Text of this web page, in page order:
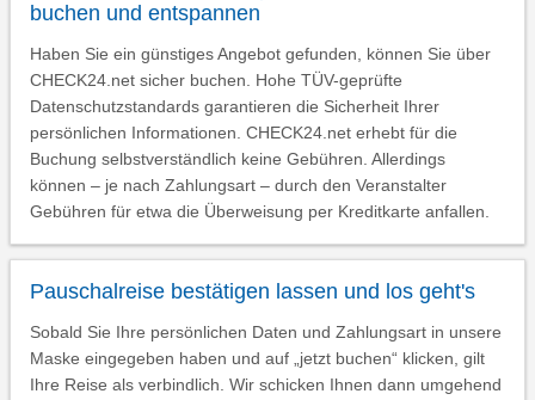
buchen und entspannen
Haben Sie ein günstiges Angebot gefunden, können Sie über
CHECK24.net sicher buchen. Hohe TÜV-geprüfte
Datenschutzstandards garantieren die Sicherheit Ihrer
persönlichen Informationen. CHECK24.net erhebt für die
Buchung selbstverständlich keine Gebühren. Allerdings
können – je nach Zahlungsart – durch den Veranstalter
Gebühren für etwa die Überweisung per Kreditkarte anfallen.
Pauschalreise bestätigen lassen und los geht's
Sobald Sie Ihre persönlichen Daten und Zahlungsart in unsere
Maske eingegeben haben und auf „jetzt buchen“ klicken, gilt
Ihre Reise als verbindlich. Wir schicken Ihnen dann umgehend